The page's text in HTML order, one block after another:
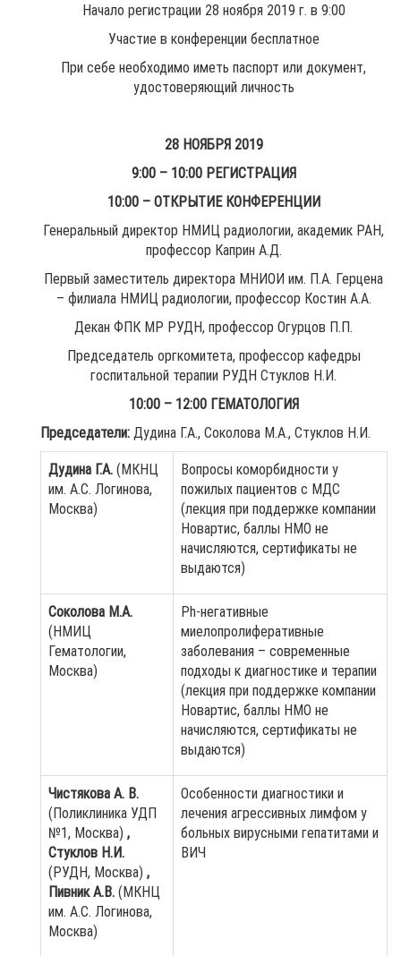
Начало регистрации 28 ноября 2019 г. в 9:00
Участие в конференции бесплатное
При себе необходимо иметь паспорт или документ,
удостоверяющий личность
28 НОЯБРЯ 2019
9:00 – 10:00 РЕГИСТРАЦИЯ
10:00 – ОТКРЫТИЕ КОНФЕРЕНЦИИ
Генеральный директор НМИЦ радиологии, академик РАН,
профессор Каприн А.Д.
Первый заместитель директора МНИОИ им. П.А. Герцена
– филиала НМИЦ радиологии, профессор Костин А.А.
Декан ФПК МР РУДН, профессор Огурцов П.П.
Председатель оргкомитета, профессор кафедры
госпитальной терапии РУДН Стуклов Н.И.
10:00 – 12:00 ГЕМАТОЛОГИЯ
Председатели:Дудина Г.А., Соколова М.А., Стуклов Н.И.
Дудина Г.А.(МКНЦ
им. А.С. Логинова,
Москва)
Вопросы коморбидности у
пожилых пациентов с МДС
(лекция при поддержке компании
Новартис, баллы НМО не
начисляются, сертификаты не
выдаются)
Соколова М.А.
(НМИЦ
Гематологии,
Москва)
Ph-негативные
миелопролиферативные
заболевания – современные
подходы к диагностике и терапии
(лекция при поддержке компании
Новартис, баллы НМО не
начисляются, сертификаты не
выдаются)
Чистякова А. В.
(Поликлиника УДП
№1, Москва) ,
Стуклов Н.И.
(РУДН, Москва) ,
Пивник А.В.(МКНЦ
им. А.С. Логинова,
Москва)
Особенности диагностики и
лечения агрессивных лимфом у
больных вирусными гепатитами и
ВИЧ